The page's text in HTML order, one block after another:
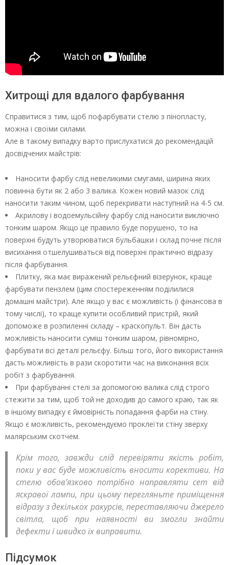
Хитрощі для вдалого фарбування
Справитися з тим, щоб пофарбувати стелю з пінопласту,
можна і своїми силами.
Але в такому випадку варто прислухатися до рекомендацій
досвідчених майстрів:
Наносити фарбу слід невеликими смугами, ширина яких
повинна бути як 2 або 3 валика. Кожен новий мазок слід
наносити таким чином, щоб перекривати наступний на 4-5 см.
Акрилову і водоемульсійну фарбу слід наносити виключно
тонким шаром. Якщо це правило буде порушено, то на
поверхні будуть утворюватися бульбашки і склад почне після
висихання отшелушиваться від поверхні практично відразу
після фарбування.
Плитку, яка має виражений рельєфний візерунок, краще
фарбувати пензлем (цим спостереженням поділилися
домашні майстри). Але якщо у вас є можливість (і фінансова в
тому числі), то краще купити особливий пристрій, який
допоможе в розпиленні складу – краскопульт. Він дасть
можливість наносити суміш тонким шаром, рівномірно,
фарбувати всі деталі рельєфу. Більш того, його використання
дасть можливість в рази скоротити час на виконання всіх
робіт з фарбування.
При фарбуванні стелі за допомогою валика слід строго
стежити за тим, щоб той не доходив до самого краю, так як
в іншому випадку є ймовірність попадання фарби на стіну.
Якщо є можливість, рекомендуємо проклеїти стіну зверху
малярським скотчем.
Крім того, завжди слід перевіряти якість робіт,
поки у вас буде можливість вносити корективи. На
стелю обов’язково потрібно направляти сет від
яскравої лампи, при цьому перегляньте приміщення
відразу з декількох ракурсів, переставляючи джерело
світла, щоб при наявності ви змогли знайти
дефекти і швидко їх виправити.
Підсумок